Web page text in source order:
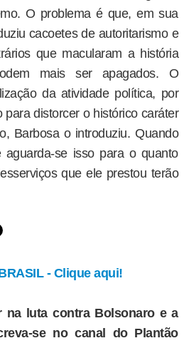
O problema é que, em sua
cacoetes de autoritarismo e
que macularam a história
mais ser apagados. O
da atividade política, por
para distorcer o histórico caráter
Barbosa o introduziu. Quando
se isso para o quanto
que ele prestou terão
- Clique aqui!
na luta contra Bolsonaro e a
se no canal do Plantão